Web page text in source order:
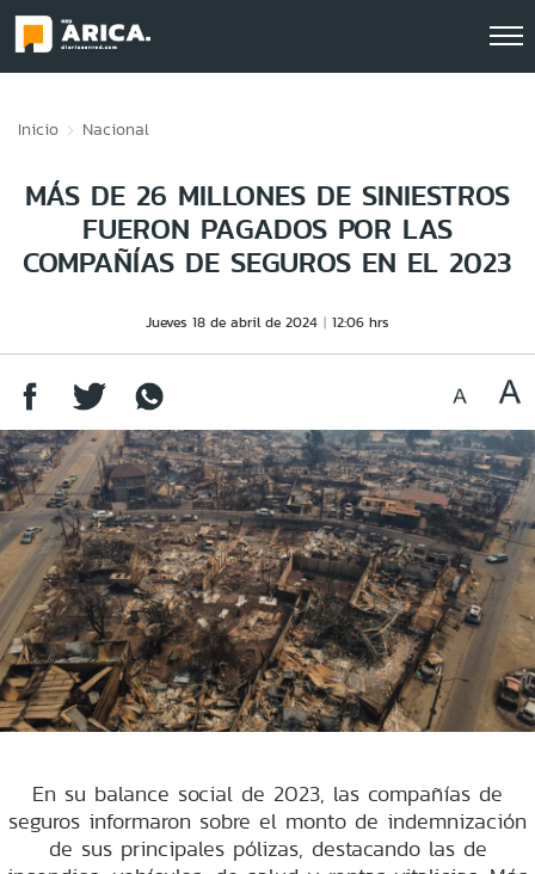
Inicio Nacional
MÁS DE 26 MILLONES DE SINIESTROS
FUERON PAGADOS POR LAS
COMPAÑÍAS DE SEGUROS EN EL 2023
Jueves 18 de abril de 2024 12:06 hrs
En su balance social de 2023, las compañías de
seguros informaron sobre el monto de indemnización
de sus principales pólizas, destacando las de